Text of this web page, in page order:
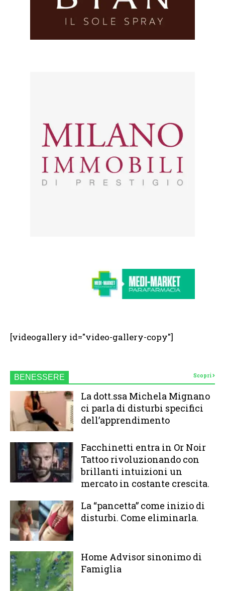
[videogallery id="video-gallery-copy"]
BENESSERE Scopri
La dott.ssa Michela Mignano
ci parla di disturbi specifici
dell’apprendimento
Facchinetti entra in Or Noir
Tattoo rivoluzionando con
brillanti intuizioni un
mercato in costante crescita.
La “pancetta” come inizio di
disturbi. Come eliminarla.
Home Advisor sinonimo di
Famiglia